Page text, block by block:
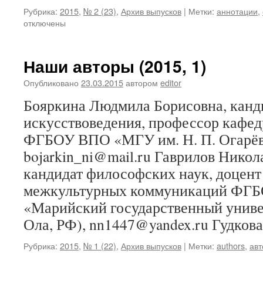
Рубрика: 2015, № 2 (23), Архив выпусков | Метки: аннотации,
отключены
Наши авторы (2015, 1)
Опубликовано 23.03.2015автором editor
Бояркина Людмила Борисовна,
искусствоведения, профессор
ФГБОУ ВПО «МГУ им. Н. П.
bojarkin_ni@mail.ru Гаврилов
кандидат философских наук,
межкультурных коммуникаций
«Марийский государственный
Ола, РФ), nn1447@yandex.ru
Рубрика: 2015, № 1 (22), Архив выпусков | Метки: authors,